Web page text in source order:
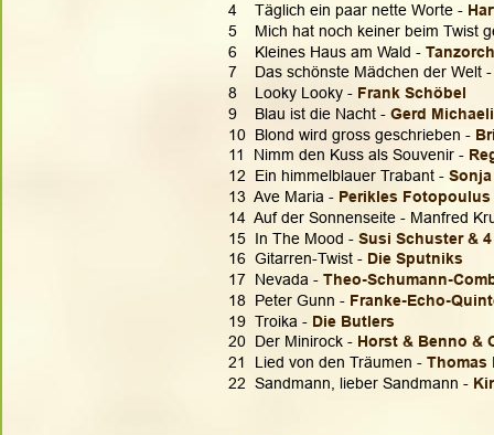
4    Täglich ein paar nette Worte -
5    Mich hat noch keiner beim Twist
6    Kleines Haus am Wald -
7    Das schönste Mädchen der Welt
8    Looky Looky - Frank Schöbel
9    Blau ist die Nacht - Gerd
10  Blond wird gross geschrieben -
11  Nimm den Kuss als Souvenir -
12  Ein himmelblauer Trabant -
13  Ave Maria - Perikles
14  Auf der Sonnenseite - Manfred
15  In The Mood - Susi Schuster &
16  Gitarren-Twist - Die Sputniks
17  Nevada - Theo-Schumann-
18  Peter Gunn - Franke-Echo-
19  Troika - Die Butlers
20  Der Minirock - Horst & Benno &
21  Lied von den Träumen - Thomas
22  Sandmann, lieber Sandmann -